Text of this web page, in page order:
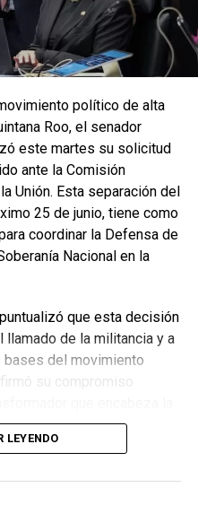
político de alta
Roo, el senador
este martes su solicitud
ante la Comisión
Unión. Esta separación del
25 de junio, tiene como
coordinar la Defensa de
Nacional en la
que esta decisión
llamado de la militancia y a
del movimiento
su compromiso
Sheinbaum Pardo,
del bienestar social
LEYENDO